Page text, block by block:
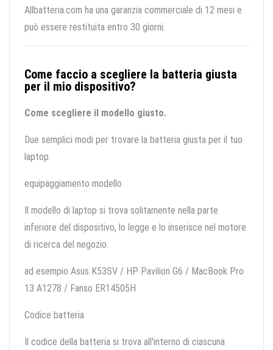
Allbatteria.com ha una garanzia commerciale di 12 mesi e
può essere restituita entro 30 giorni.
Come faccio a scegliere la batteria giusta
per il mio dispositivo?
Come scegliere il modello giusto.
Due semplici modi per trovare la batteria giusta per il tuo
laptop.
equipaggiamento modello
Il modello di laptop si trova solitamente nella parte
inferiore del dispositivo, lo legge e lo inserisce nel motore
di ricerca del negozio.
ad esempio Asus K53SV / HP Pavilion G6 / MacBook Pro
13 A1278 / Fanso ER14505H
Codice batteria
Il codice della batteria si trova all'interno di ciascuna